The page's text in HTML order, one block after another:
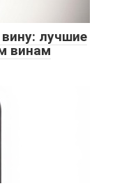
лучшие
винам